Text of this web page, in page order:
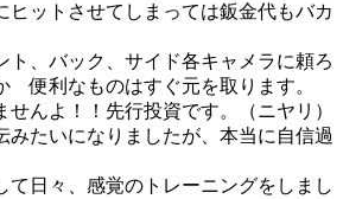
ヒットさせてしまっては鈑金代もバカ
、バック、サイド各キャメラに頼ろ
便利なものはすぐ元を取ります。
んよ！！先行投資です。（ニヤリ）
みたいになりましたが、本当に自信過
て日々、感覚のトレーニングをしまし